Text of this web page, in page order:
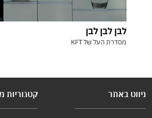
לבן לבן לבן
מסדרת העל של KFT
ניווט באתר קטגוריות